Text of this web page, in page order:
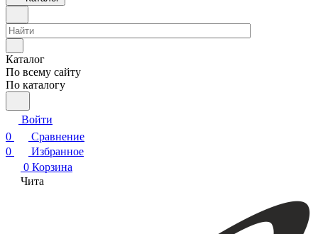
Каталог
По всему сайту
По каталогу
Войти
0
Сравнение
0
Избранное
0 Корзина
Чита